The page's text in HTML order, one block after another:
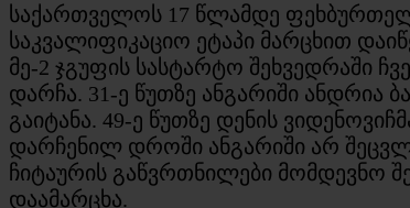
საქართველოს 17 წლამდე
საკვალიფიკაციო ეტაპი მარცხით
მე-2 ჯგუფის სასტარტო შეხვედრაში
დარჩა. 31-ე წუთზე ანგარიში ანდრია
გაიტანა. 49-ე წუთზე დენის
დარჩენილ დროში ანგარიში არ
ჩიტაურის გაწვრთნილები მომდევნო
დაამარცხა.